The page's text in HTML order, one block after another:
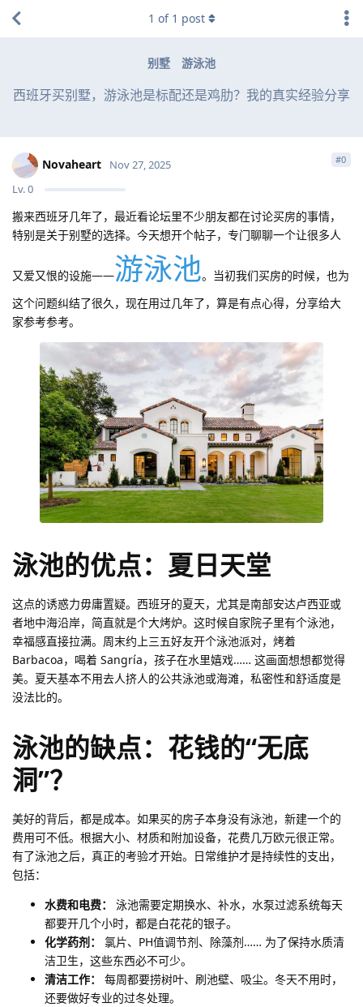
别墅 游泳池
西班牙买别墅，游泳池是标配还是鸡肋？我的真实经验分享
1 of 1 post
Novaheart
Lv.0
Nov 27, 2025 #0
搬来西班牙几年了，最近看论坛里不少朋友都在讨论买房的事情，
特别是关于别墅的选择。今天想开个帖子，专门聊聊一个让很多人
又爱又恨的设施——游泳池。当初我们买房的时候，也为
这个问题纠结了很久，现在用过几年了，算是有点心得，分享给大
家参考参考。
泳池的优点：夏日天堂
这点的诱惑力毋庸置疑。西班牙的夏天，尤其是南部安达卢西亚或
者地中海沿岸，简直就是个大烤炉。这时候自家院子里有个泳池，
幸福感直接拉满。周末约上三五好友开个泳池派对，烤着
Barbacoa，喝着 Sangría，孩子在水里嬉戏…… 这画面想想都觉得
美。夏天基本不用去人挤人的公共泳池或海滩，私密性和舒适度是
没法比的。
泳池的缺点：花钱的“无底
洞”？
美好的背后，都是成本。如果买的房子本身没有泳池，新建一个的
费用可不低。根据大小、材质和附加设备，花费几万欧元很正常。
有了泳池之后，真正的考验才开始。日常维护才是持续性的支出，
包括：
水费和电费：
泳池需要定期换水、补水，水泵过滤系统每天
都要开几个小时，都是白花花的银子。
化学药剂：
氯片、PH值调节剂、除藻剂…… 为了保持水质清
洁卫生，这些东西必不可少。
清洁工作：
每周都要捞树叶、刷池壁、吸尘。冬天不用时，
还要做好专业的过冬处理。